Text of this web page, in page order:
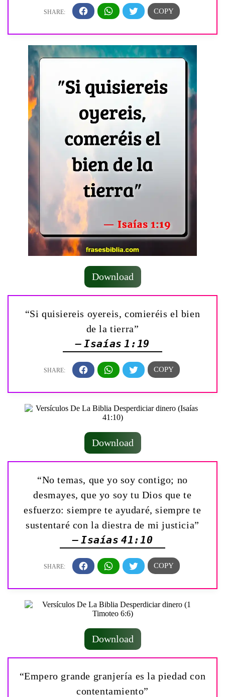
Download
“Si quisiereis oyereis, comieréis el bien
de la tierra”
— Isaías 1:19
Download
“No temas, que yo soy contigo; no
desmayes, que yo soy tu Dios que te
esfuerzo: siempre te ayudaré, siempre te
sustentaré con la diestra de mi justicia”
— Isaías 41:10
Download
“Empero grande granjería es la piedad con
contentamiento”